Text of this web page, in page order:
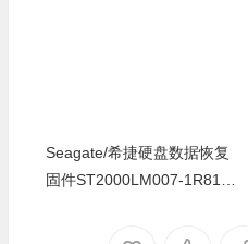
Seagate/希捷硬盘数据恢复
固件ST2000LM007-1R8174